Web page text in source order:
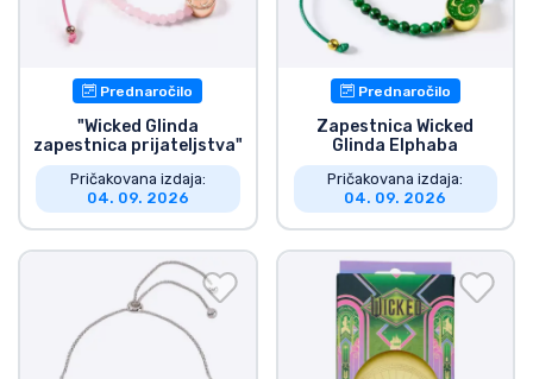
Prednaročilo
"Wicked Glinda
zapestnica prijateljstva"
Pričakovana izdaja:
04. 09. 2026
Prednaročilo
Zapestnica Wicked
Glinda Elphaba
Pričakovana izdaja:
04. 09. 2026